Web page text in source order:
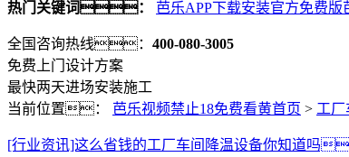
热门关键词： 芭乐APP下载安装官方免费版
全国咨询热线： 400-080-3005
免费上门设计方案
最快两天进场安装施工
当前位置：
芭乐视频禁止18免费看黄首页 > 工厂
[行业资讯]这么省钱的工厂车间降温设备你知道吗